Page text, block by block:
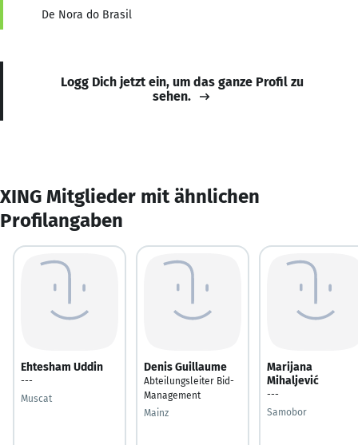
De Nora do Brasil
Logg Dich jetzt ein, um das ganze Profil zu
sehen.
XING Mitglieder mit ähnlichen
Profilangaben
Ehtesham Uddin
---
Muscat
Denis Guillaume
Abteilungsleiter Bid-
Management
Mainz
Marijana
Mihaljević
---
Samobor